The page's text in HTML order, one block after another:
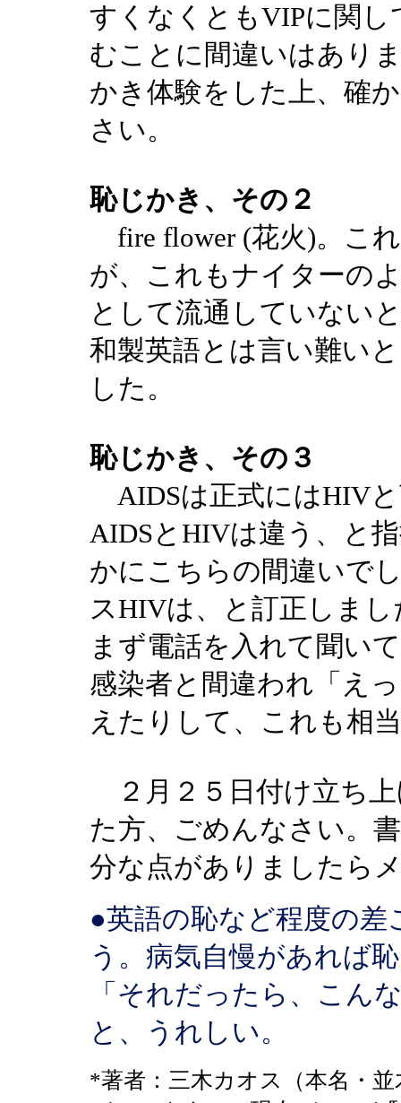
すくなくともVIPに関
むことに間違いはあり
かき体験をした上、確
さい。
恥じかき、その２
fire flower (花火)。こ
が、これもナイターの
として流通していない
和製英語とは言い難い
した。
恥じかき、その３
AIDSは正式にはHIV
AIDSとHIVは違う、と
かにこちらの間違いで
スHIVは、と訂正しま
まず電話を入れて聞い
感染者と間違われ「え
えたりして、これも相
２月２５日付け立ち
た方、ごめんなさい。
分な点がありましたら
●英語の恥など程度の
う。病気自慢があれば
「それだったら、こん
と、うれしい。
*著者：三木カオス（本名・